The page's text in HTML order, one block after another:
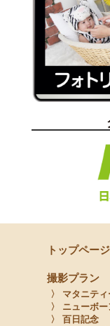
トップページ
撮影プラン
〉 マタニティ
〉 ニューボー
〉 百日記念